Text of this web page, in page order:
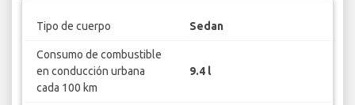
Tipo de cuerpo Sedan
Consumo de combustible
en conducción urbana
cada 100 km
9.4 l